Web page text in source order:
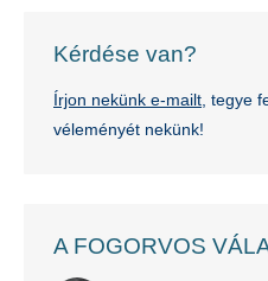
Kérdése van?
Írjon nekünk e-mailt , tegye
véleményét nekünk!
A FOGORVOS